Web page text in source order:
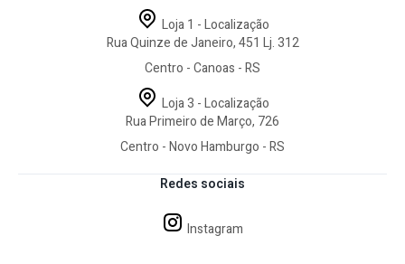
Redes sociais
Instagram
Loja 1 - Localização
Rua Quinze de Janeiro, 451 Lj. 312
Centro - Canoas - RS
Loja 3 - Localização
Rua Primeiro de Março, 726
Centro - Novo Hamburgo - RS